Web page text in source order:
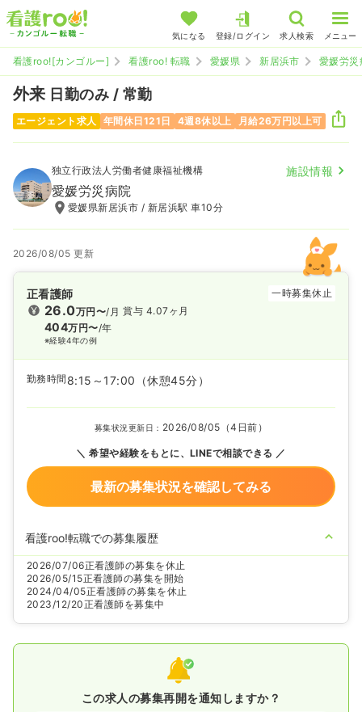
気になる 登録/ログイン 求人検索 メニュー
看護roo![カンゴルー] 看護roo! 転職 愛媛県 新居浜市 愛媛労災
外来 日勤のみ / 常勤
エージェント求人 年間休日121日 4週8休以上 月給26万円以上可
独立行政法人労働者健康福祉機構 施設情報
愛媛労災病院
愛媛県新居浜市 / 新居浜駅 車10分
2026/08/05 更新
正看護師 一時募集休止
26.0万円〜/月
404万円〜/年
※経験4年の例
賞与 4.07ヶ月
勤務時間 8:15～17:00 （休憩45分）
募集状況更新日： 2026/08/05（4日前）
希望や経験をもとに、LINEで相談できる
最新の募集状況を確認してみる
看護roo!転職での募集履歴
2026/07/06正看護師の募集を休止
2026/05/15正看護師の募集を開始
2024/04/05正看護師の募集を休止
2023/12/20正看護師を募集中
この求人の募集再開を通知しますか？